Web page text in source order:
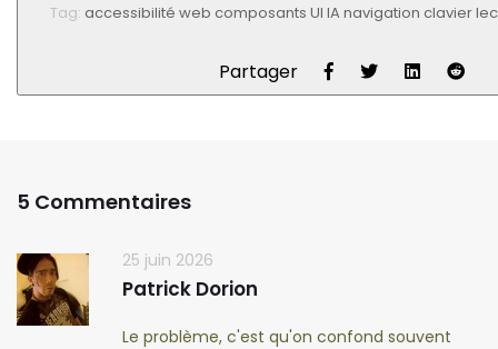
Tag: accessibilité web composants UI IA navigation clavier
Partager
5 Commentaires
25 juin 2026
Patrick Dorion
Le problème, c'est qu'on confond souvent